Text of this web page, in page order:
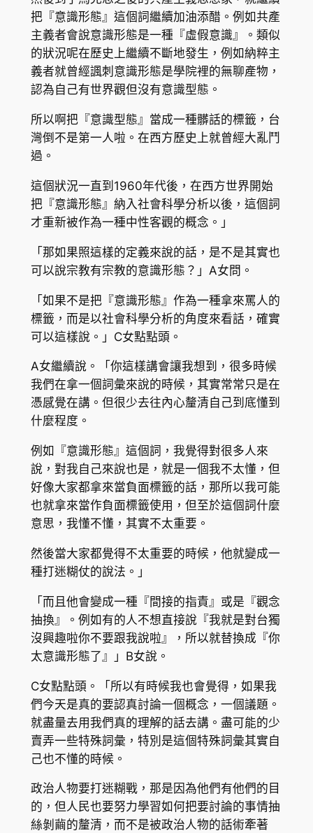
把『意識形態』這個詞繼續加油添醋。例如共產
主義者會說意識形態是一種『虛假意識』。類似
的狀況呢在歷史上繼續不斷地發生，例如納粹主
義者就曾經諷刺意識形態是學院裡的無聊產物，
認為自己有世界觀但沒有意識型態。
所以啊把『意識型態』當成一種髒話的標籤，台
灣倒不是第一人啦。在西方歷史上就曾經大亂鬥
過。
這個狀況一直到1960年代後，在西方世界開始
把『意識形態』納入社會科學分析以後，這個詞
才重新被作為一種中性客觀的概念。」
「那如果照這樣的定義來說的話，是不是其實也
可以說宗教有宗教的意識形態？」A女問。
「如果不是把『意識形態』作為一種拿來罵人的
標籤，而是以社會科學分析的角度來看話，確實
可以這樣說。」C女點點頭。
A女繼續說。「你這樣講會讓我想到，很多時候
我們在拿一個詞彙來說的時候，其實常常只是在
憑感覺在講。但很少去往內心釐清自己到底懂到
什麼程度。
例如『意識形態』這個詞，我覺得對很多人來
說，對我自己來說也是，就是一個我不太懂，但
好像大家都拿來當負面標籤的話，那所以我可能
也就拿來當作負面標籤使用，但至於這個詞什麼
意思，我懂不懂，其實不太重要。
然後當大家都覺得不太重要的時候，他就變成一
種打迷糊仗的說法。」
「而且他會變成一種『間接的指責』或是『觀念
抽換』。例如有的人不想直接說『我就是對台獨
沒興趣啦你不要跟我說啦』，所以就替換成『你
太意識形態了』」B女說。
C女點點頭。「所以有時候我也會覺得，如果我
們今天是真的要認真討論一個概念，一個議題。
就盡量去用我們真的理解的話去講。盡可能的少
賣弄一些特殊詞彙，特別是這個特殊詞彙其實自
己也不懂的時候。
政治人物要打迷糊戰，那是因為他們有他們的目
的，但人民也要努力學習如何把要討論的事情抽
絲剝繭的釐清，而不是被政治人物的話術牽著